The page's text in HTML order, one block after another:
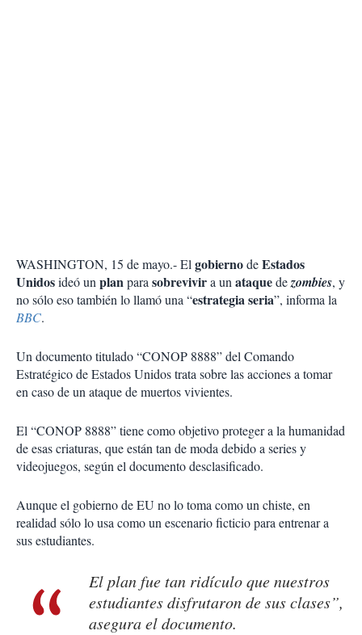
WASHINGTON, 15 de mayo.- ElgobiernodeEstados
Unidosideó unplanparasobrevivira unataquedezombies, y
no sólo eso también lo llamó una “estrategia seria”, informa la
BBC.
Un documento titulado “CONOP 8888” del Comando
Estratégico de Estados Unidos trata sobre las acciones a tomar
en caso de un ataque de muertos vivientes.
El “CONOP 8888” tiene como objetivo proteger a la humanidad
de esas criaturas, que están tan de moda debido a series y
videojuegos, según el documento desclasificado.
Aunque el gobierno de EU no lo toma como un chiste, en
realidad sólo lo usa como un escenario ficticio para entrenar a
sus estudiantes.
El plan fue tan ridículo que nuestros
estudiantes disfrutaron de sus clases”,
asegura el documento.